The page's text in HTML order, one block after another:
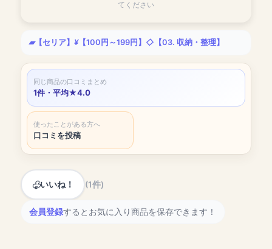
てください
【セリア】 【100円～199円】 【03. 収納・整理】
同じ商品の口コミまとめ
1件・平均★4.0
使ったことがある方へ
口コミを投稿
いいね！ (1件)
会員登録するとお気に入り商品を保存できます！